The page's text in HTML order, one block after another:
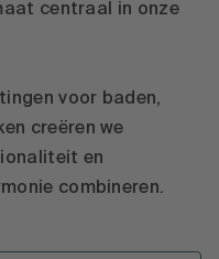
centraal in onze
voor baden,
creëren we
en
combineren.